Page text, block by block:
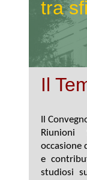
tra
Il
Il
Riunioni
occasione
e
studiosi